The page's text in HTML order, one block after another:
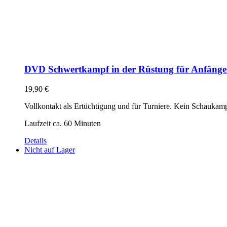
DVD Schwertkampf in der Rüstung für
19,90 €
Vollkontakt als Ertüchtigung und für Turniere. Kein
Laufzeit ca. 60 Minuten
Details
Nicht auf Lager